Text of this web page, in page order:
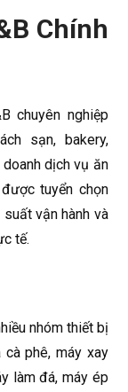
Chính
chuyên nghiệp
sạn, bakery,
doanh dịch vụ ăn
tuyển chọn
vận hành và
tế.
nhóm thiết bị
cà phê, máy xay
làm đá, máy ép